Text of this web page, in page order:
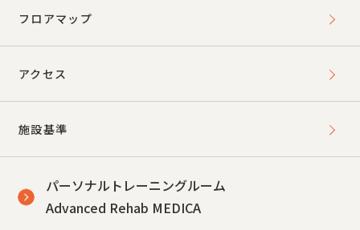
フロアマップ
アクセス
施設基準
パーソナルトレーニングルーム
Advanced Rehab MEDICA